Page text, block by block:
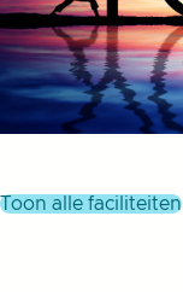
toon alle faciliteiten